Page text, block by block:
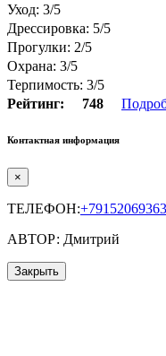
Уход: 3/5
Дрессировка: 5/5
Прогулки: 2/5
Охрана: 3/5
Терпимость: 3/5
Рейтинг:
748
Контактная информация
×
ТЕЛЕФОН:+79152069363
АВТОР: Дмитрий
Закрыть